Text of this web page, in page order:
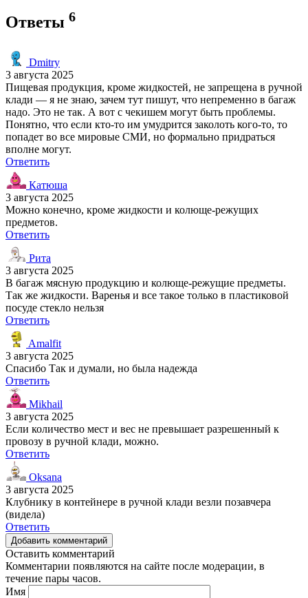
Ответы 6
Dmitry
3 августа 2025
Пищевая продукция, кроме жидкостей, не запрещена в ручной
клади — я не знаю, зачем тут пишут, что непременно в багаж
надо. Это не так. А вот с чекишем могут быть проблемы.
Понятно, что если кто-то им умудрится заколоть кого-то, то
попадет во все мировые СМИ, но формально придраться
вполне могут.
Ответить
Катюша
3 августа 2025
Можно конечно, кроме жидкости и колюще-режущих
предметов.
Ответить
Рита
3 августа 2025
В багаж мясную продукцию и колюще-режущие предметы.
Так же жидкости. Варенья и все такое только в пластиковой
посуде стекло нельзя
Ответить
Amalfit
3 августа 2025
Спасибо Так и думали, но была надежда
Ответить
Mikhail
3 августа 2025
Если количество мест и вес не превышает разрешенный к
провозу в ручной клади, можно.
Ответить
Oksana
3 августа 2025
Клубнику в контейнере в ручной клади везли позавчера
(видела)
Ответить
Добавить комментарий
Оставить комментарий
Комментарии появляются на сайте после модерации, в
течение пары часов.
Имя